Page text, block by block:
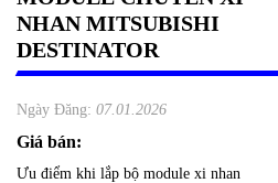
MODULE CHUYỂN XI NHAN
MITSUBISHI DESTINATOR
Ngày Đăng:07.01.2026
Giá bán:
Ưu điểm khi lắp bộ module xi nhan